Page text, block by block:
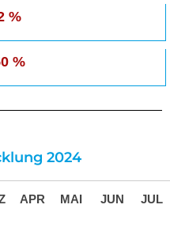
%
%
2024
APR MAI JUN JUL